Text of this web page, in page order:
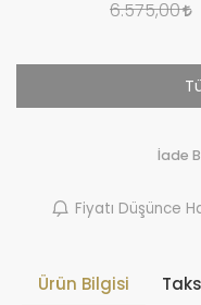
6.575,00
İade
Fiyatı Düşünce
Ürün Bilgisi